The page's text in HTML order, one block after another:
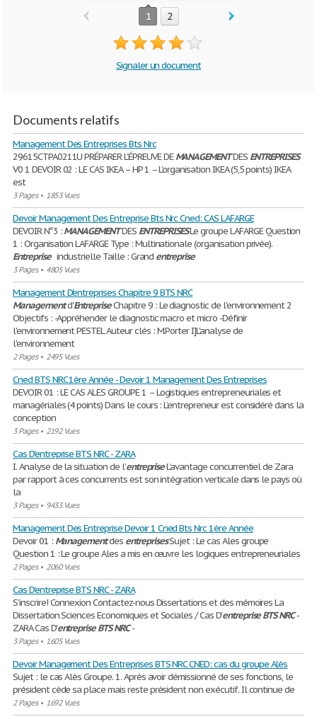
1 2
Signaler un document
Documents relatifs
Management Des Entreprises Bts Nrc
29615CTPA0211U PRÉPARER L’ÉPREUVE DEMANAGEMENTDES ENTREPRISES
V0 1 DEVOIR 02 : LE CAS IKEA – HP 1 – L’organisation IKEA (5,5 points) IKEA
est
3 Pages• 1853 Vues
Devoir Management Des Entreprise Bts Nrc Cned: CAS LAFARGE
DEVOIR N°3 :MANAGEMENTDES ENTREPRISESLe groupe LAFARGE Question
1 : Organisation LAFARGE Type : Multinationale (organisation privée).
Entrepriseindustrielle Taille : Grand entreprise
3 Pages• 4805 Vues
Management D'entreprises Chapitre 9 BTS NRC
Managementd'EntrepriseChapitre 9 : Le diagnostic de l'environnement 2
Objectifs : -Appréhender le diagnostic macro et micro -Définir
l'environnement PESTEL Auteur clés : M.Porter I]L'analyse de
l'environnement
2 Pages• 2495 Vues
Cned BTS NRC 1ère Année - Devoir 1 Management Des Entreprises
DEVOIR 01 : LE CAS ALES GROUPE 1 – Logistiques entrepreneuriales et
managériales (4 points) Dans le cours : L’entrepreneur est considéré dans la
conception
3 Pages• 2192 Vues
Cas D'entreprise BTS NRC - ZARA
I. Analyse de la situation de l’entrepriseL’avantage concurrentiel de Zara
par rapport à ces concurrents est son intégration verticale dans le pays où
la
3 Pages• 9433 Vues
Management Des Entreprise Devoir 1 Cned Bts Nrc 1ère Année
Devoir 01 : Managementdes entreprisesSujet : Le cas Ales groupe
Question 1 : Le groupe Ales a mis en œuvre les logiques entrepreneuriales
2 Pages• 2060 Vues
Cas D'entreprise BTS NRC - ZARA
S'inscrire! Connexion Contactez-nous Dissertations et des mémoires La
Dissertation Sciences Economiques et Sociales / Cas D'entreprise BTS NRC-
ZARA Cas D'entreprise BTS NRC-
3 Pages• 1605 Vues
Devoir Management Des Entreprises BTS NRC CNED: cas du groupe Alès
Sujet : le cas Alès Groupe. 1. Après avoir démissionné de ses fonctions, le
président cède sa place mais reste président non exécutif. Il continue de
2 Pages• 1692 Vues